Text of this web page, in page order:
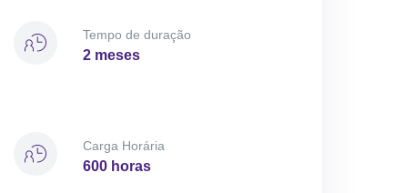
Tempo de duração
2 meses
Carga Horária
600 horas